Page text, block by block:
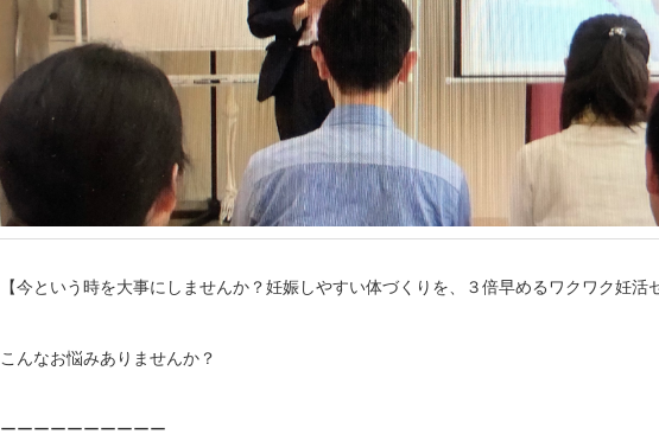
【今という時を大事にしませんか？妊娠しやすい体づくりを、３倍早めるワクワク妊活
こんなお悩みありませんか？
ーーーーーーーーーー